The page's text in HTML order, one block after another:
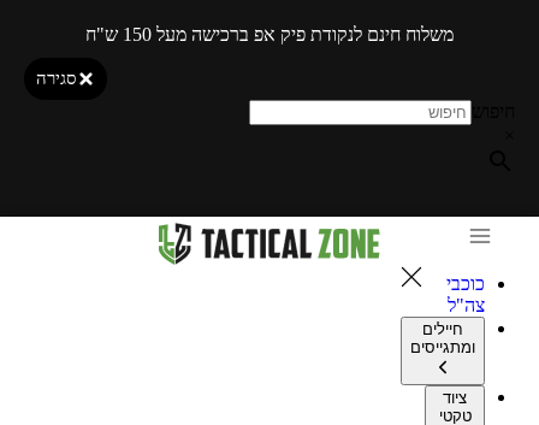
משלוח חינם לנקודת פיק אפ ברכישה מעל 150 ש"ח
סגירה
כוכבי
צה"ל
חיילים
ומתגייסים
ציוד
טקטי